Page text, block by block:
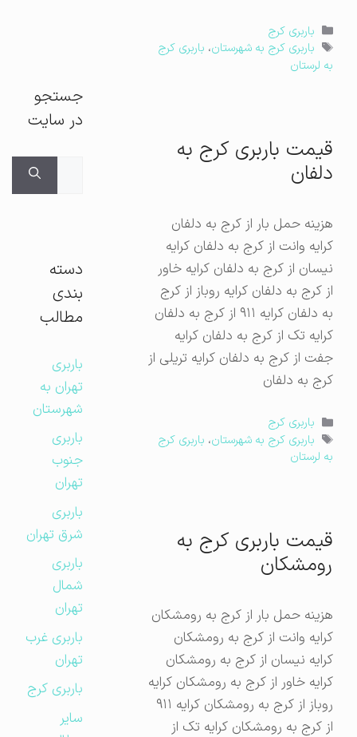
دسته‌ها
باربری کرج
برچسب‌ها
باربری کرج به شهرستان،باربری کرج
به لرستان
قیمت باربری کرج به
دلفان
هزینه حمل بار از کرج به دلفان
کرایه وانت از کرج به دلفان کرایه
نیسان از کرج به دلفان کرایه خاور
از کرج به دلفان کرایه روباز از کرج
به دلفان کرایه ۹۱۱ از کرج به دلفان
کرایه تک از کرج به دلفان کرایه
جفت از کرج به دلفان کرایه تریلی از
کرج به دلفان
دسته‌ها
باربری کرج
برچسب‌ها
باربری کرج به شهرستان،باربری کرج
به لرستان
قیمت باربری کرج به
رومشکان
هزینه حمل بار از کرج به رومشکان
کرایه وانت از کرج به رومشکان
کرایه نیسان از کرج به رومشکان
کرایه خاور از کرج به رومشکان کرایه
روباز از کرج به رومشکان کرایه ۹۱۱
از کرج به رومشکان کرایه تک از
جستجو
در سایت
دسته
بندی
مطالب
باربری
تهران به
شهرستان
باربری
جنوب
تهران
باربری
شرق تهران
باربری
شمال
تهران
باربری غرب
تهران
باربری کرج